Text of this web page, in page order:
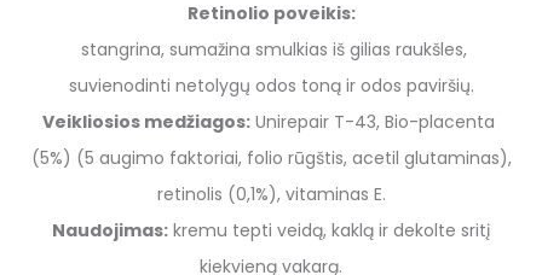
Retinolio poveikis:
stangrina, sumažina smulkias iš gilias raukšles,
suvienodinti netolygų odos toną ir odos paviršių.
Veikliosios medžiagos: Unirepair T-43, Bio-placenta
(5%) (5 augimo faktoriai, folio rūgštis, acetil glutaminas),
retinolis (0,1%), vitaminas E.
Naudojimas: kremu tepti veidą, kaklą ir dekolte sritį
kiekvieną vakarą.